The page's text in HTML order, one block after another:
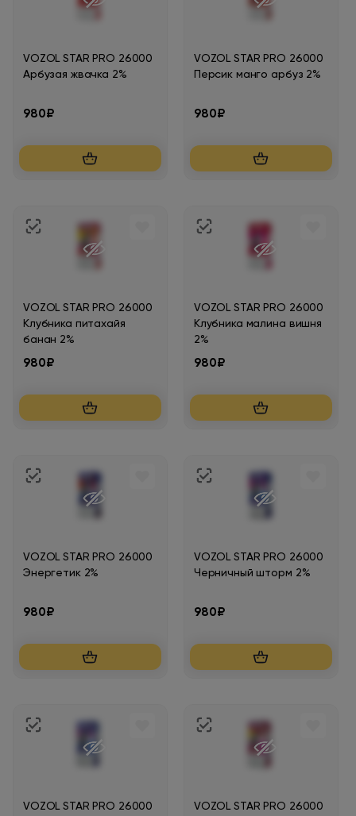
VOZOL STAR PRO 26000
Арбузая жвачка 2%
980₽
VOZOL STAR PRO 26000
Персик манго арбуз 2%
980₽
VOZOL STAR PRO 26000
Клубника питахайя
банан 2%
980₽
VOZOL STAR PRO 26000
Клубника малина вишня
2%
980₽
VOZOL STAR PRO 26000
Энергетик 2%
980₽
VOZOL STAR PRO 26000
Черничный шторм 2%
980₽
VOZOL STAR PRO 26000
VOZOL STAR PRO 26000